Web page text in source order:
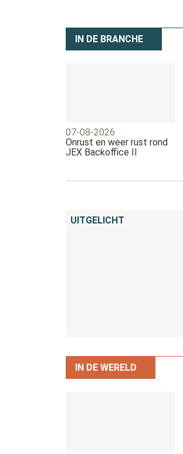
IN DE BRANCHE
07-08-2026
Onrust en weer rust rond
JEX Backoffice II
UITGELICHT
IN DE WERELD